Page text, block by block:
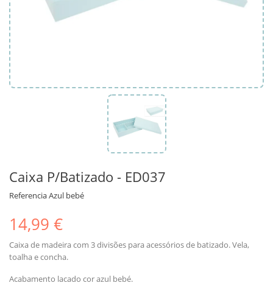
Caixa P/Batizado - ED037
ReferenciaAzul bebé
14,99 €
Caixa de madeira com 3 divisões para acessórios de batizado. Vela,
toalha e concha.
Acabamento lacado cor azul bebé.